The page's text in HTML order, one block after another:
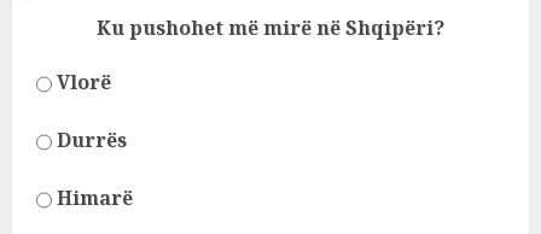
Ku pushohet më mirë në Shqipëri?
Vlorë
Durrës
Himarë